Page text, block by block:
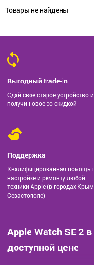
Товары не найдены
Выгодный trade-in
Сдай свое старое устройство и
получи новое со скидкой
Поддержка
Квалифицированная помощь
настройке и ремонту любой
техники Apple (в городах
Севастополе)
Apple Watch SE 2
доступной цене